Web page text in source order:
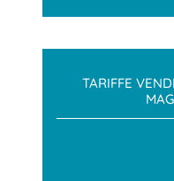
TARIFFE